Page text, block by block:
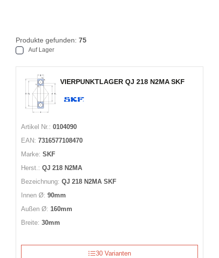
Produkte gefunden: 75
Auf Lager
VIERPUNKTLAGER QJ 218 N2MA SKF
Artikel Nr.: 0104090
EAN: 7316577108470
Marke: SKF
Herst.: QJ 218 N2MA
Bezeichnung: QJ 218 N2MA SKF
Innen Ø: 90mm
Außen Ø: 160mm
Breite: 30mm
30 Varianten